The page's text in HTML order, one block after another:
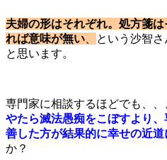
夫婦の形はそれぞれ。処方箋
れば意味が無い
という沙智
と思います。
専門家に相談するほどでも、
やたら滅法愚痴をこぼすより
善した方が結果的に幸せの近道
か？